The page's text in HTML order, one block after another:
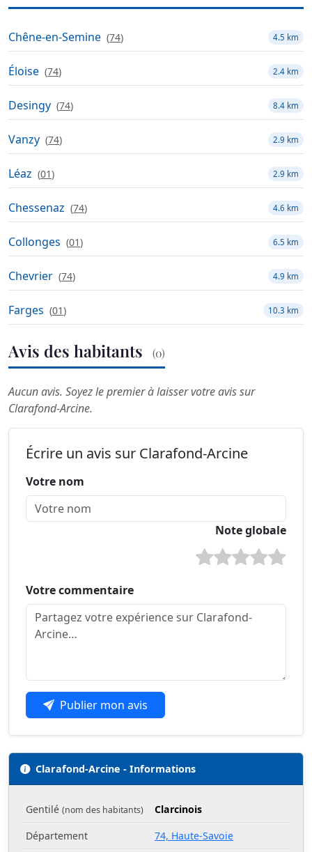
Chêne-en-Semine (74) 4.5 km
Éloise (74) 2.4 km
Desingy (74) 8.4 km
Vanzy (74) 2.9 km
Léaz (01) 2.9 km
Chessenaz (74) 4.6 km
Collonges (01) 6.5 km
Chevrier (74) 4.9 km
Farges (01) 10.3 km
Avis des habitants (0)
Aucun avis. Soyez le premier à laisser votre avis sur
Clarafond-Arcine.
Écrire un avis sur Clarafond-Arcine
Votre nom
Note globale
Votre commentaire
Publier mon avis
Clarafond-Arcine - Informations
Gentilé (nom des habitants)
Clarcinois
Département
74, Haute-Savoie